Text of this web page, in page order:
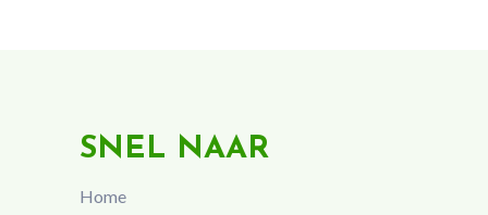
SNEL NAAR
Home